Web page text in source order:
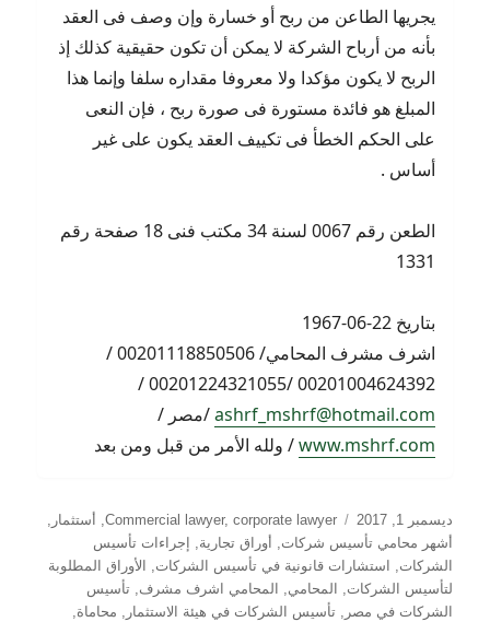
يجريها الطاعن من ربح أو خسارة وإن وصف فى العقد
بأنه من أرباح الشركة لا يمكن أن تكون حقيقية كذلك إذ
الربح لا يكون مؤكدا ولا معروفا مقداره سلفا وإنما هذا
المبلغ هو فائدة مستورة فى صورة ربح ، فإن النعى
على الحكم الخطأ فى تكييف العقد يكون على غير
أساس .
الطعن رقم 0067 لسنة 34 مكتب فنى 18 صفحة رقم
1331
بتاريخ 22-06-1967
اشرف مشرف المحامي/ 00201118850506 /
00201004624392 /00201224321055 /
ashrf_mshrf@hotmail.com/مصر /
www.mshrf.com/ ولله الأمر من قبل ومن بعد
نُشرت
في
ديسمبر 1, 2017 التصنيفات Commercial lawyer, corporate lawyer
, أستثمار ,
أشهر محامي تأسيس شركات, أوراق تجارية,
إجراءات تأسيس
الشركات, استشارات قانونية في تأسيس الشركات,
الأوراق المطلوبة
لتأسيس الشركات, المحامي, المحامي اشرف مشرف,تأسيس
الشركات في مصر ,تأسيس الشركات في هيئة الاستثمار , محاماة,